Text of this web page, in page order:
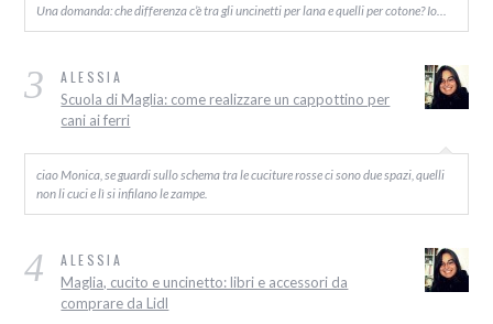
Una domanda: che differenza c’è tra gli uncinetti per lana e quelli per cotone? Io…
3 ALESSIA
Scuola di Maglia: come realizzare un cappottino per
cani ai ferri
ciao Monica, se guardi sullo schema tra le cuciture rosse ci sono due spazi, quelli
non li cuci e lì si infilano le zampe.
4 ALESSIA
Maglia, cucito e uncinetto: libri e accessori da
comprare da Lidl